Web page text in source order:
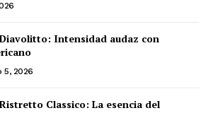
Intensidad audaz con
5, 2026
Classico: La esencia del